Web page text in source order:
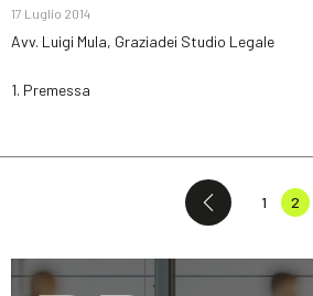
17 Luglio 2014
Avv. Luigi Mula, Graziadei Studio Legale
1. Premessa
1 2